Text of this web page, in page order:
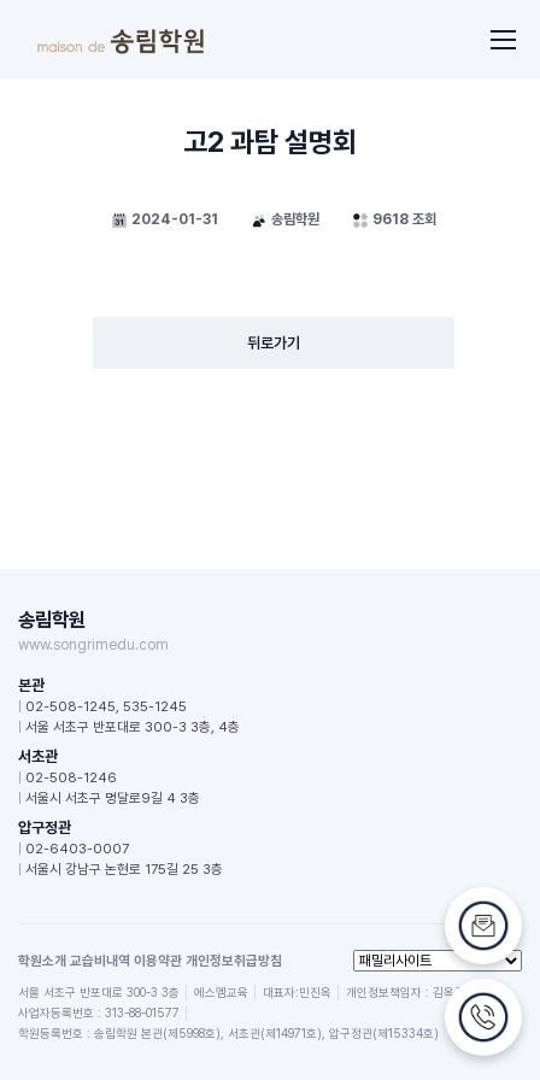
고2 과탐 설명회
2024-01-31 송림학원 9618 조회
뒤로가기
송림학원
www.songrimedu.com
본관
02-508-1245, 535-1245
서울 서초구 반포대로 300-3 3층, 4층
서초관
02-508-1246
서울시 서초구 명달로9길 4 3층
압구정관
02-6403-0007
서울시 강남구 논현로 175길 25 3층
학원소개 교습비내역 이용약관 개인정보취급방침
서울 서초구 반포대로 300-3 3층 에스엠교육 대표자:민진옥
개인정보책임자 : 김옥규
사업자등록번호 : 313-88-01577
학원등록번호 : 송림학원 본관(제5998호), 서초관(제14971호), 압구정관(제15334호)